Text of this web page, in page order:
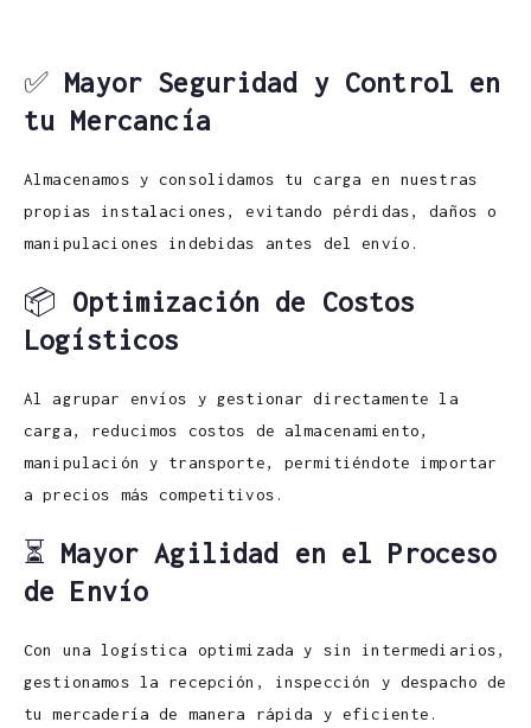
✅ Mayor Seguridad y Control en
tu Mercancía
Almacenamos y consolidamos tu carga en nuestras
propias instalaciones, evitando pérdidas, daños o
manipulaciones indebidas antes del envío.
📦 Optimización de Costos
Logísticos
Al agrupar envíos y gestionar directamente la
carga, reducimos costos de almacenamiento,
manipulación y transporte, permitiéndote importar
a precios más competitivos.
⏳ Mayor Agilidad en el Proceso
de Envío
Con una logística optimizada y sin intermediarios,
gestionamos la recepción, inspección y despacho de
tu mercadería de manera rápida y eficiente.